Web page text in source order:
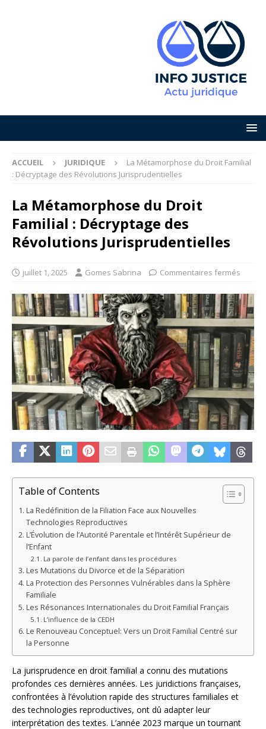
ACCUEIL JURIDIQUE
La Métamorphose du Droit Familial
: Décryptage des Révolutions Jurisprudentielles
La Métamorphose du Droit
Familial : Décryptage des
Révolutions Jurisprudentielles
juillet 1, 2025 Gomes Sabrina Commentaires fermés
Table of Contents
La Redéfinition de la Filiation Face aux Nouvelles
Technologies Reproductives
L’Évolution de l’Autorité Parentale et l’Intérêt Supérieur de
l’Enfant
La parole de l’enfant dans les procédures
Les Mutations du Divorce et de la Séparation
La Protection des Personnes Vulnérables dans la Sphère
Familiale
Les Résonances Internationales du Droit Familial Français
L’influence de la CEDH
Le Renouveau Conceptuel: Vers un Droit Familial Centré sur
la Personne
La jurisprudence en droit familial a connu des mutations
profondes ces dernières années. Les juridictions françaises,
confrontées à l’évolution rapide des structures familiales et
des technologies reproductives, ont dû adapter leur
interprétation des textes. L’année 2023 marque un tournant